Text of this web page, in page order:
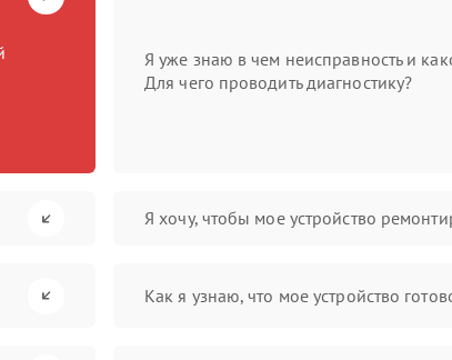
Я уже знаю в чем неисправность и
Для чего проводить диагностику?
Я хочу, чтобы мое устройство
Как я узнаю, что мое устройство